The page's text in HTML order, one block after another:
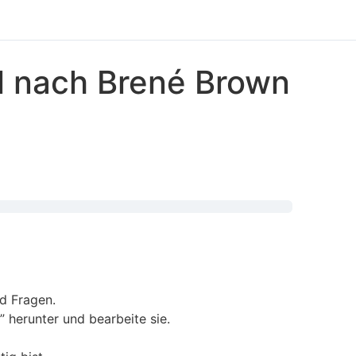
nach Brené Brown
Fragen.
herunter und bearbeite sie.